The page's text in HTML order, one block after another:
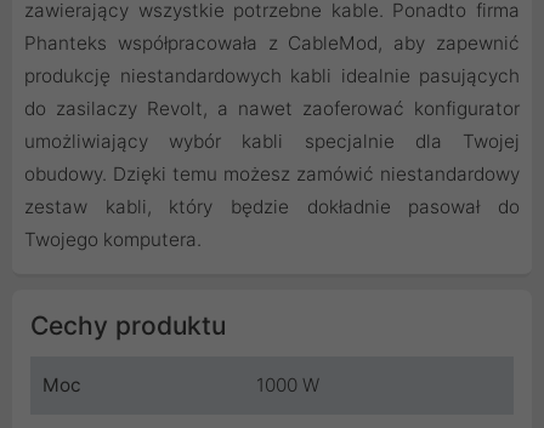
zawierający wszystkie potrzebne kable. Ponadto firma
Phanteks współpracowała z CableMod, aby zapewnić
produkcję niestandardowych kabli idealnie pasujących
do zasilaczy Revolt, a nawet zaoferować konfigurator
umożliwiający wybór kabli specjalnie dla Twojej
obudowy. Dzięki temu możesz zamówić niestandardowy
zestaw kabli, który będzie dokładnie pasował do
Twojego komputera.
Cechy produktu
Moc 1000 W